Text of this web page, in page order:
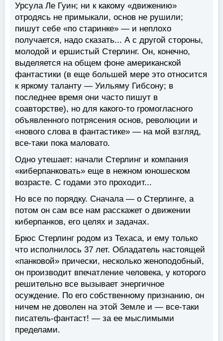
Урсула Ле Гуин; ни к какому «движению»
отродясь не примыкали, основ не рушили;
пишут себе «по старинке» — и неплохо
получается, надо сказать... А с другой стороны,
молодой и ершистый Стерлинг. Он, конечно,
выделяется на общем фоне американской
фантастики (в еще большей мере это относится
к яркому таланту — Уильяму Гибсону; в
последнее время они часто пишут в
соавторстве), но для какого-то громогласного
объявленного потрясения основ, революции и
«нового слова в фантастике» — на мой взгляд,
все-таки пока маловато.
Одно утешает: начали Стерлинг и компания
«киберпанковать» еще в нежном юношеском
возрасте. С годами это проходит...
Но все по порядку. Сначала — о Стерлинге, а
потом он сам все нам расскажет о движении
киберпанков, его целях и задачах.
Брюс Стерлинг родом из Техаса, и ему только
что исполнилось 37 лет. Обладатель настоящей
«панковой» прически, несколько женоподобный,
он производит впечатление человека, у которого
решительно все вызывает энергичное
осуждение. По его собственному признанию, он
ничем не доволен на этой Земле и — все-таки
писатель-фантаст! — за ее мыслимыми
пределами.